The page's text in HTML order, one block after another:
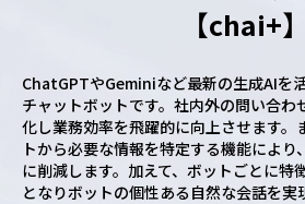
【chai+】
ChatGPTやGeminiなど最新の生成AIを
チャットボットです。社内外の問い合わ
化し業務効率を飛躍的に向上させます。
トから必要な情報を特定する機能によ
に削減します。加えて、ボットごとに特
となりボットの個性ある自然な会話を実